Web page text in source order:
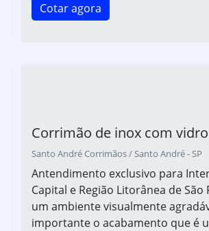
Cotar agora
Corrimão de inox com vidro
Santo André Corrimãos / Santo André - SP
Antendimento exclusivo para
Capital e Região Litorânea de São
um ambiente visualmente
importante o acabamento que é